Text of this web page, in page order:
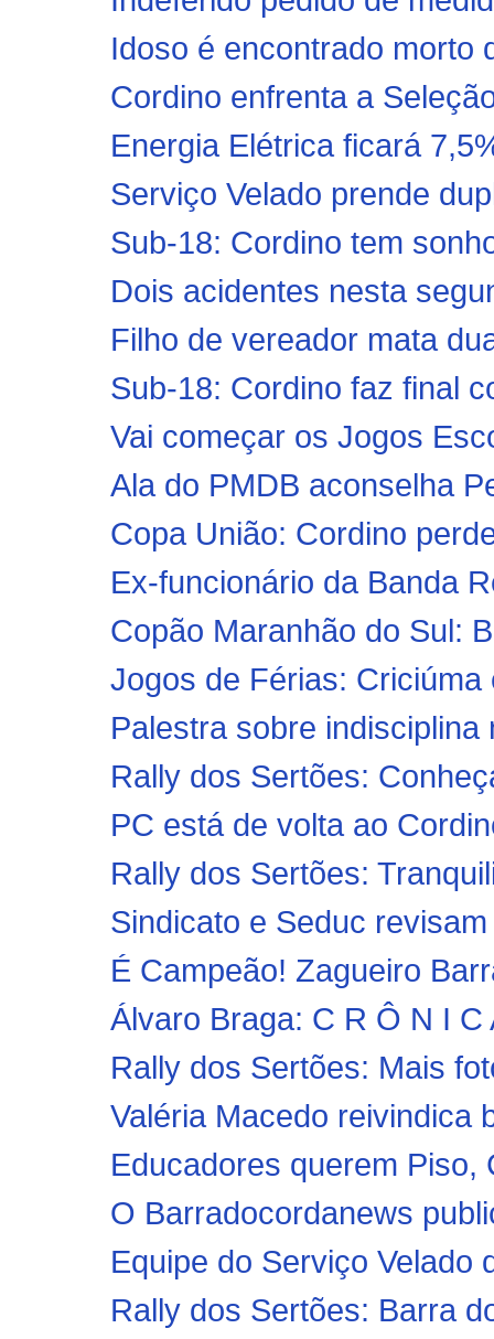
Idoso é encontrado morto
Cordino enfrenta a
Energia Elétrica ficará
Serviço Velado prende
Sub-18: Cordino tem
Dois acidentes nesta
Filho de vereador mata
Sub-18: Cordino faz final
Vai começar os Jogos
Ala do PMDB aconselha
Copa União: Cordino
Ex-funcionário da Banda
Copão Maranhão do Sul:
Jogos de Férias:
Palestra sobre
Rally dos Sertões:
PC está de volta ao
Rally dos Sertões:
Sindicato e Seduc
É Campeão! Zagueiro
Álvaro Braga: C R Ô N I C
Rally dos Sertões: Mais
Valéria Macedo reivindica
Educadores querem
O Barradocordanews
Equipe do Serviço Velado
Rally dos Sertões: Barra